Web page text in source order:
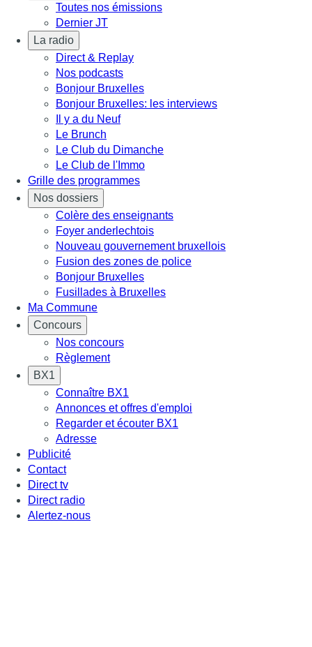
Toutes nos émissions
Dernier JT
La radio
Direct & Replay
Nos podcasts
Bonjour Bruxelles
Bonjour Bruxelles: les interviews
Il y a du Neuf
Le Brunch
Le Club du Dimanche
Le Club de l'Immo
Grille des programmes
Nos dossiers
Colère des enseignants
Foyer anderlechtois
Nouveau gouvernement bruxellois
Fusion des zones de police
Bonjour Bruxelles
Fusillades à Bruxelles
Ma Commune
Concours
Nos concours
Règlement
BX1
Connaître BX1
Annonces et offres d'emploi
Regarder et écouter BX1
Adresse
Publicité
Contact
Direct tv
Direct radio
Alertez-nous